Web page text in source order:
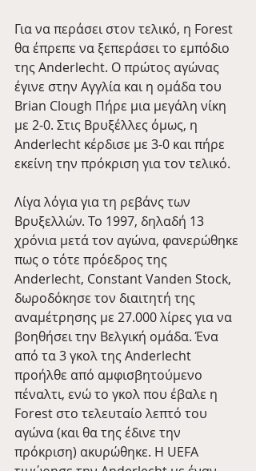
Για να περάσει στον τελικό, η Forest
θα έπρεπε να ξεπεράσει το εμπόδιο
της Anderlecht. Ο πρώτος αγώνας
έγινε στην Αγγλία και η ομάδα του
Brian Clough Πήρε μια μεγάλη νίκη
με 2-0. Στις Βρυξέλλες όμως, η
Anderlecht κέρδισε με 3-0 και πήρε
εκείνη την πρόκριση για τον τελικό.
Λίγα λόγια για τη ρεβάνς των
Βρυξελλών. Το 1997, δηλαδή 13
χρόνια μετά τον αγώνα, φανερώθηκε
πως ο τότε πρόεδρος της
Anderlecht, Constant Vanden Stock,
δωροδόκησε τον διαιτητή της
αναμέτρησης με 27.000 λίρες για να
βοηθήσει την Βελγική ομάδα. Ένα
από τα 3 γκολ της Anderlecht
προήλθε από αμφισβητούμενο
πέναλτι, ενώ το γκολ που έβαλε η
Forest στο τελευταίο λεπτό του
αγώνα (και θα της έδινε την
πρόκριση) ακυρώθηκε. Η UEFA